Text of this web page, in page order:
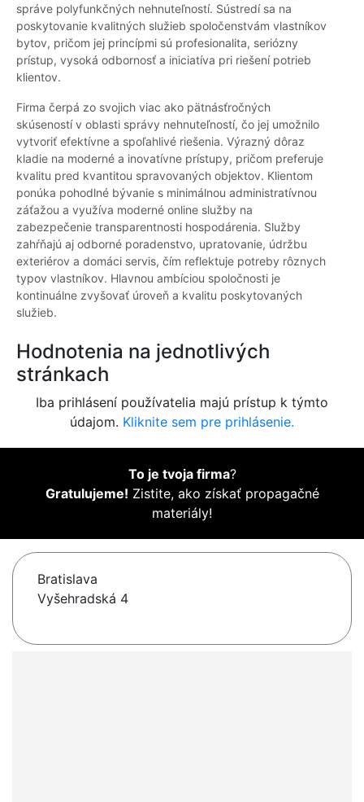
správe polyfunkčných nehnuteľností. Sústredí sa na
poskytovanie kvalitných služieb spoločenstvám vlastníkov
bytov, pričom jej princípmi sú profesionalita, seriózny
prístup, vysoká odbornosť a iniciatíva pri riešení potrieb
klientov.
Firma čerpá zo svojich viac ako pätnásťročných
skúseností v oblasti správy nehnuteľností, čo jej umožnilo
vytvoriť efektívne a spoľahlivé riešenia. Výrazný dôraz
kladie na moderné a inovatívne prístupy, pričom preferuje
kvalitu pred kvantitou spravovaných objektov. Klientom
ponúka pohodlné bývanie s minimálnou administratívnou
záťažou a využíva moderné online služby na
zabezpečenie transparentnosti hospodárenia. Služby
zahŕňajú aj odborné poradenstvo, upratovanie, údržbu
exteriérov a domáci servis, čím reflektuje potreby rôznych
typov vlastníkov. Hlavnou ambíciou spoločnosti je
kontinuálne zvyšovať úroveň a kvalitu poskytovaných
služieb.
Hodnotenia na jednotlivých
stránkach
Iba prihlásení používatelia majú prístup k týmto
údajom. Kliknite sem pre prihlásenie.
To je tvoja firma?
Gratulujeme! Zistite, ako získať propagačné
materiály!
Bratislava
Vyšehradská 4